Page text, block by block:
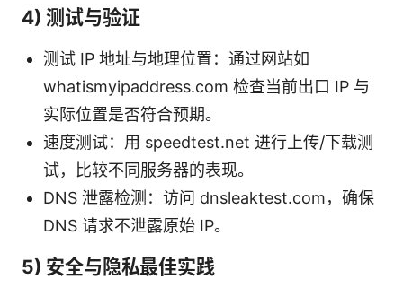
4) 测试与验证
测试 IP 地址与地理位置：通过网站如
whatismyipaddress.com 检查当前出口 IP 与
实际位置是否符合预期。
速度测试：用 speedtest.net 进行上传/下载测
试，比较不同服务器的表现。
DNS 泄露检测：访问 dnsleaktest.com，确保
DNS 请求不泄露原始 IP。
5) 安全与隐私最佳实践